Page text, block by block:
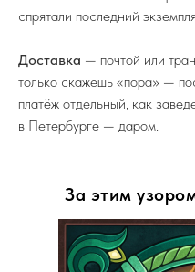
спрятали последний
Доставка — почтой или
только скажешь «пора» —
платёж отдельный, как
в Петербурге — даром.
За этим